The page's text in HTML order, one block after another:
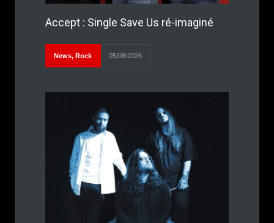
Accept : Single Save Us ré-imaginé
News, Rock 05/08/2026